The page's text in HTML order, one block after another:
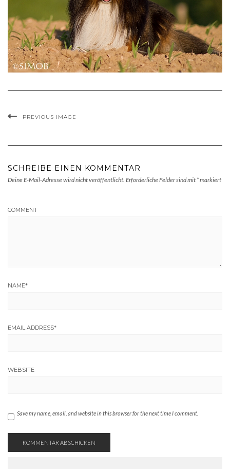
PREVIOUS IMAGE
SCHREIBE EINEN KOMMENTAR
Deine E-Mail-Adresse wird nicht veröffentlicht. Erforderliche Felder sind mit *markiert
COMMENT
NAME*
EMAIL ADDRESS*
WEBSITE
Save my name, email, and website in this browser for the next time I comment.